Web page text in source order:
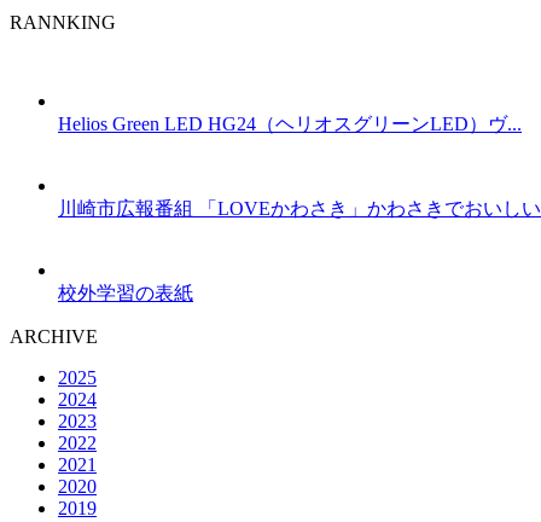
RANNKING
Helios Green LED HG24（ヘリオスグリーンLED）ヴ...
川崎市広報番組 「LOVEかわさき」かわさきでおいし
校外学習の表紙
ARCHIVE
2025
2024
2023
2022
2021
2020
2019